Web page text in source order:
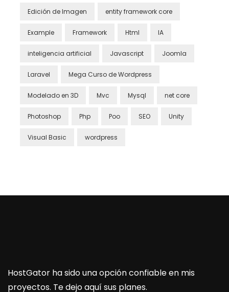
Edición de Imagen entity framework core
Example Framework Html IA
inteligencia artificial Javascript Joomla
Laravel Mega Curso de Wordpress
Modelado en 3D Mvc Mysql net core
Photoshop Php Poo SEO Unity
Visual Basic wordpress
HostGator ha sido una opción confiable en mis
proyectos. Te dejo aquí sus planes.